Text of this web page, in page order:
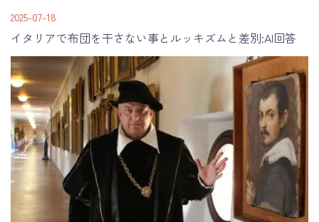
2025-07-18
イタリアで布団を干さない事とルッキズムと差別:AI回答